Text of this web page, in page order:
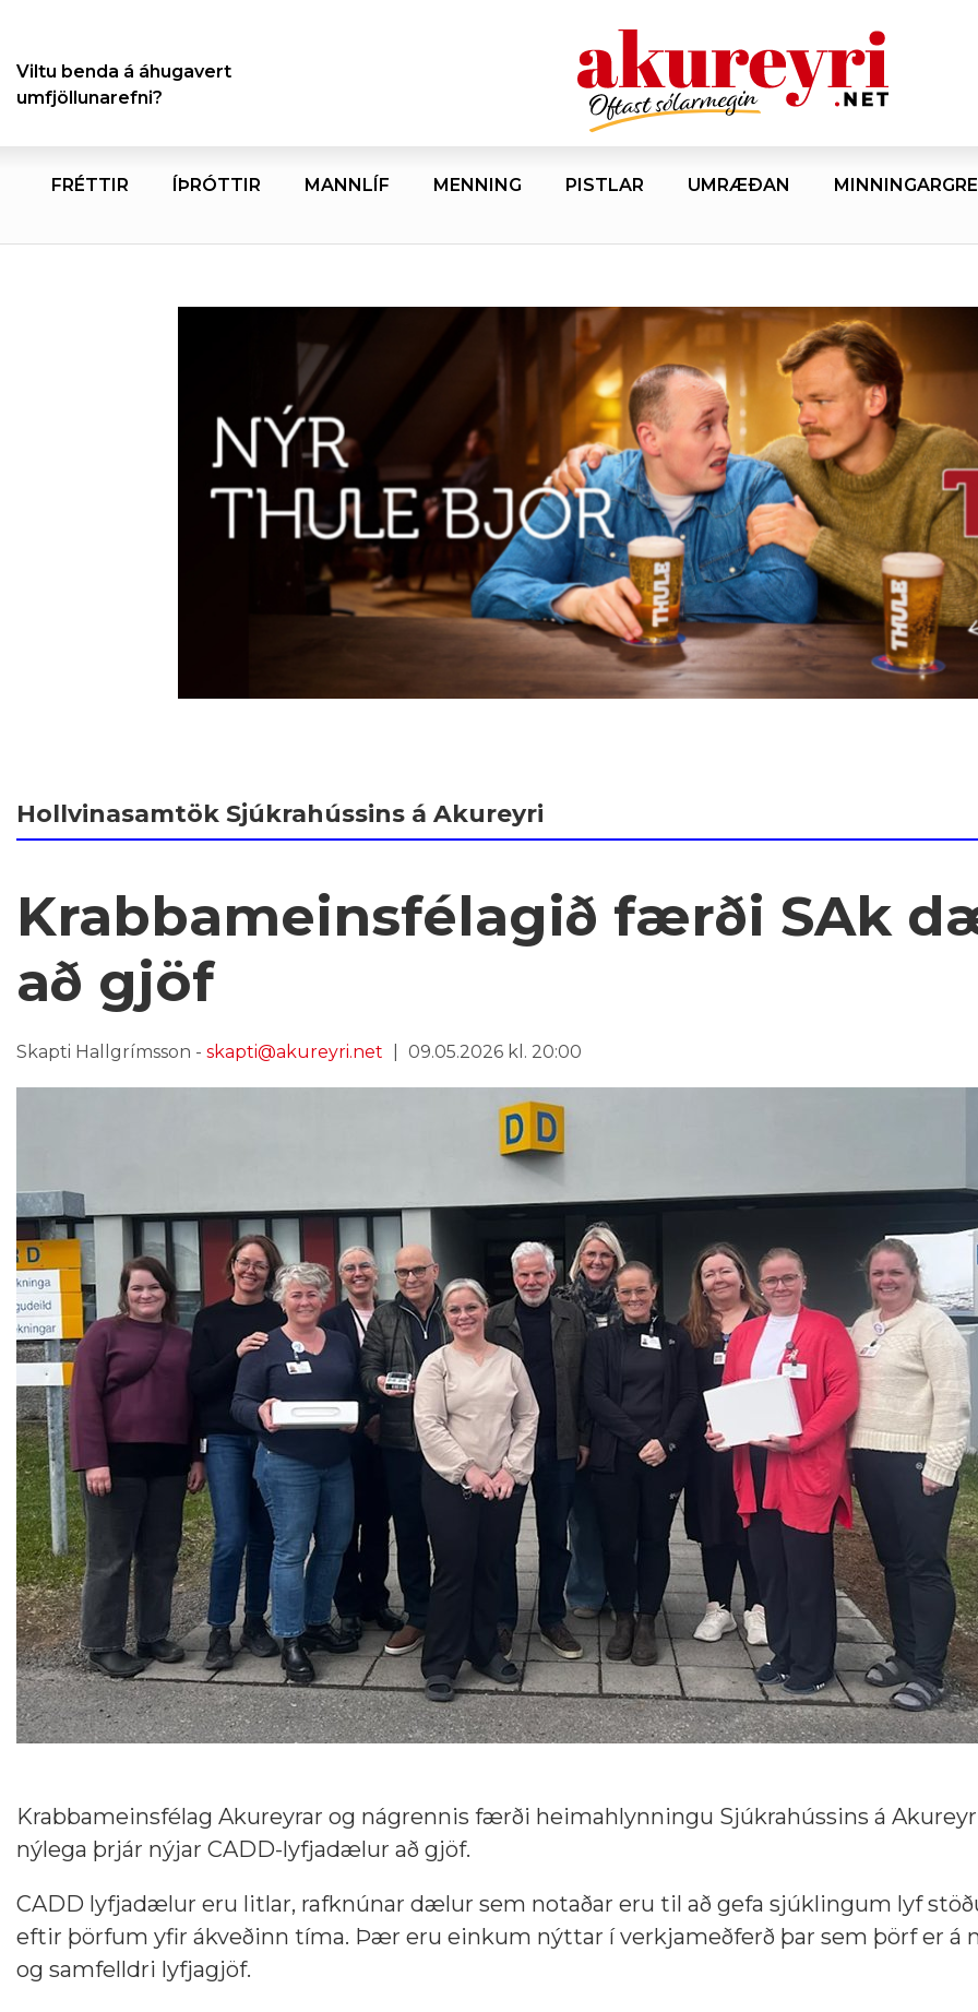
Viltu benda á áhugavert
umfjöllunarefni?
FRÉTTIR ÍÞRÓTTIR MANNLÍF MENNING PISTLAR UMRÆÐAN
Hollvinasamtök Sjúkrahússins á Akureyri
Krabbameinsfélagið færði SAk
að gjöf
Skapti Hallgrímsson - skapti@akureyri.net 09.05.2026 kl. 20:00
Krabbameinsfélag Akureyrar og nágrennis færði heimahlynningu Sjúkrahússins á
nýlega þrjár nýjar CADD-lyfjadælur að gjöf.
CADD lyfjadælur eru litlar, rafknúnar dælur sem notaðar eru til að gefa sjúklingum lyf
eftir þörfum yfir ákveðinn tíma. Þær eru einkum nýttar í verkjameðferð þar sem þörf er á
og samfelldri lyfjagjöf.